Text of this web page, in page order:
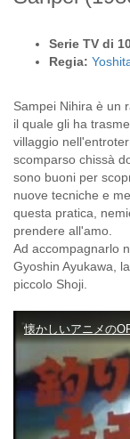
Serie TV di
Regia:
Sampei Nihira è un
il quale gli ha
villaggio
scomparso chissà
sono buoni per
nuove tecniche e
questa pratica,
prendere all'amo.
Ad accompagnarlo
Gyoshin Ayukawa,
piccolo Shoji.